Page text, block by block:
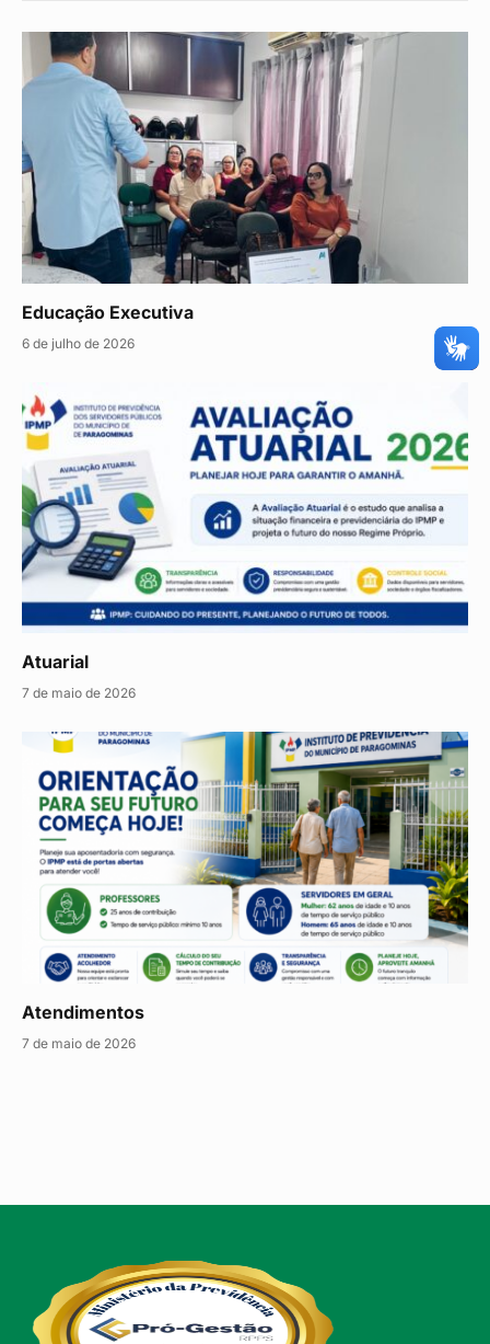
Educação Executiva
6 de julho de 2026
Atuarial
7 de maio de 2026
Atendimentos
7 de maio de 2026